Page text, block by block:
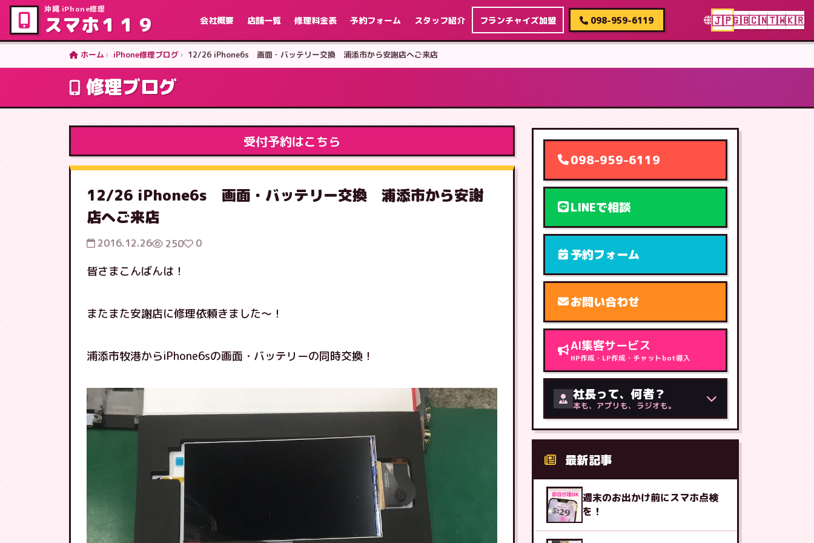
沖縄 iPhone修理
スマホ１１９ 会社概要 店舗一覧 修理料金表 予約フォーム スタッフ紹介 フランチャイズ加盟 098-959-6119 🇯🇵🇬🇧🇨🇳🇹🇼🇰🇷
ホーム iPhone修理ブログ 12/26 iPhone6s 画面・バッテリー交換 浦添市から安謝店へご来店
修理ブログ
受付予約はこちら
12/26 iPhone6s 画面・バッテリー交換 浦添市から安謝
店へご来店
2016.12.26 250 0
皆さまこんばんは！
またまた安謝店に修理依頼きました〜！
浦添市牧港からiPhone6sの画面・バッテリーの同時交換！
098-959-6119
LINEで相談
予約フォーム
お問い合わせ
AI集客サービス
HP作成・LP作成・チャットbot導入
社長って、何者？
本も、アプリも、ラジオも。
最新記事
週末のお出かけ前にスマホ点検
を！